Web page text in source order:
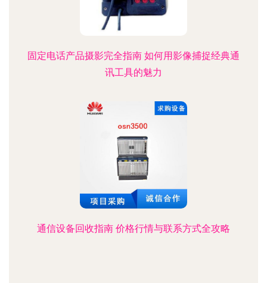
固定电话产品摄影完全指南 如何用影像捕捉经典通
讯工具的魅力
通信设备回收指南 价格行情与联系方式全攻略